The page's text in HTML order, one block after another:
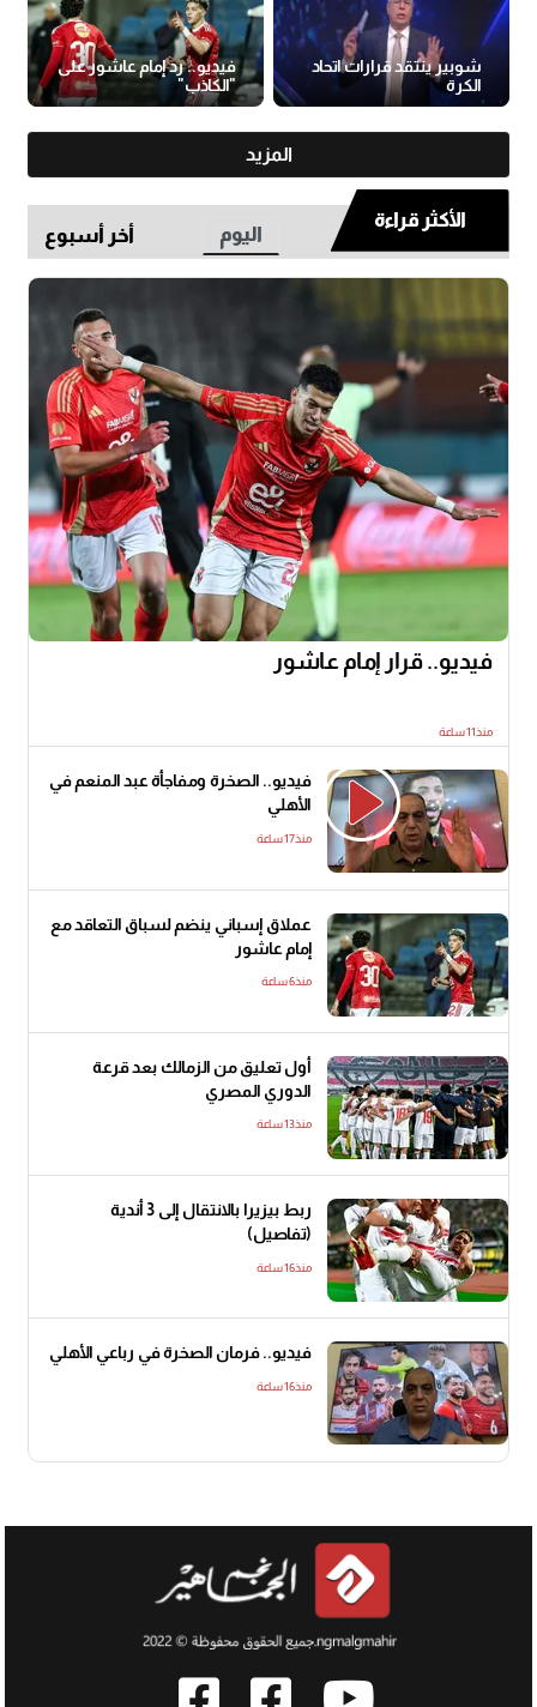
شوبير ينتقد قرارات اتحاد
الكرة
فيديو.. رد إمام عاشور على
"الكاذب"
المزيد
الأكثر قراءة
اليوم أخر أسبوع
فيديو.. قرار إمام عاشور
منذ11 ساعة
فيديو.. الصخرة ومفاجأة عبد المنعم في
الأهلي
منذ17 ساعة
عملاق إسباني ينضم لسباق التعاقد مع
إمام عاشور
منذ6 ساعة
أول تعليق من الزمالك بعد قرعة
الدوري المصري
منذ13 ساعة
ربط بيزيرا بالانتقال إلى 3 أندية
(تفاصيل)
منذ16 ساعة
فيديو.. فرمان الصخرة في رباعي الأهلي
منذ16 ساعة